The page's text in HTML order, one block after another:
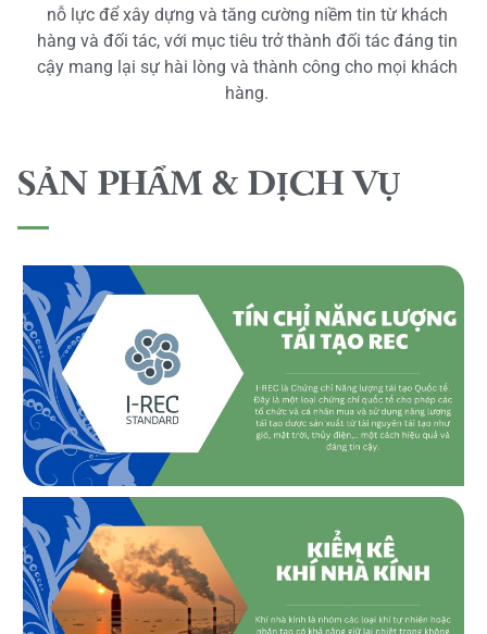
nỗ lực để xây dựng và tăng cường niềm tin từ khách
hàng và đối tác, với mục tiêu trở thành đối tác đáng tin
cậy mang lại sự hài lòng và thành công cho mọi khách
hàng.
SẢN PHẨM & DỊCH VỤ